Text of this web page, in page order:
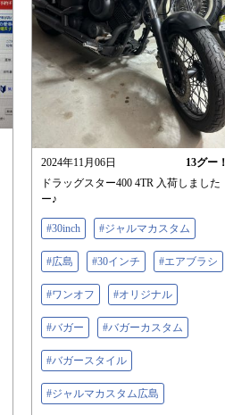
2024年11月06日 13グー！
ドラッグスター400 4TR 入荷しました
ー♪
#30inch #ジャルマカスタム
#広島 #30インチ #エアブラシ
#ワンオフ #オリジナル
#バガー #バガーカスタム
#バガースタイル
#ジャルマカスタム広島